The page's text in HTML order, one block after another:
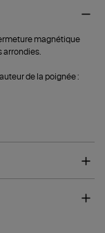
magnétique
arrondies.
de la poignée :